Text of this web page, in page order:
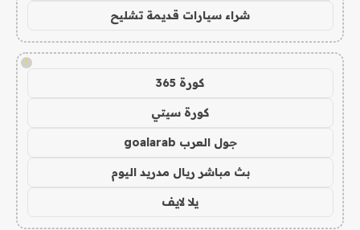
شراء سيارات قديمة تشليح
!
كورة 365
كورة سيتي
جول العرب goalarab
بث مباشر ريال مدريد اليوم
يلا لايف